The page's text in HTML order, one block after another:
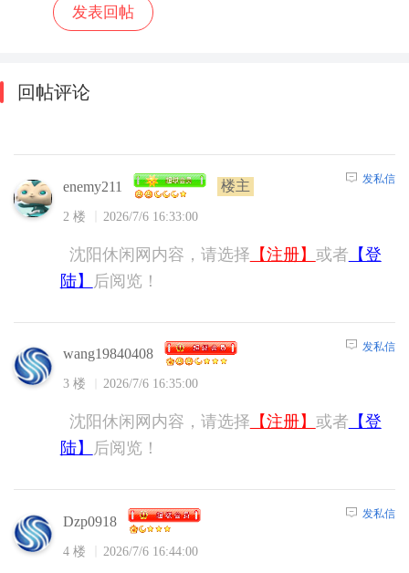
回帖评论
enemy211 楼主
2 楼 2026/7/6 16:33:00
发私信
沈阳休闲网内容，请选择 【注册】 或者 【登
陆】
后阅览！
wang19840408
3 楼 2026/7/6 16:35:00
发私信
沈阳休闲网内容，请选择 【注册】 或者 【登
陆】
后阅览！
Dzp0918
4 楼 2026/7/6 16:44:00
发私信